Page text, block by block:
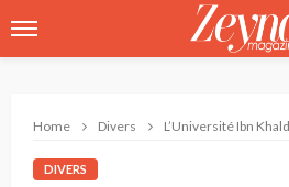
Home Divers L’Université Ibn Khaldoun aux quatre coins
DIVERS